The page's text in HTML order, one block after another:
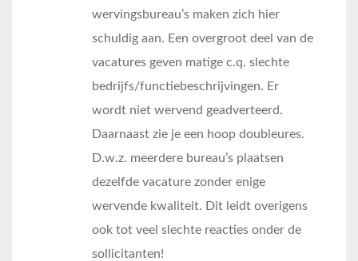
wervingsbureau’s maken zich hier
schuldig aan. Een overgroot deel van de
vacatures geven matige c.q. slechte
bedrijfs/functiebeschrijvingen. Er
wordt niet wervend geadverteerd.
Daarnaast zie je een hoop doubleures.
D.w.z. meerdere bureau’s plaatsen
dezelfde vacature zonder enige
wervende kwaliteit. Dit leidt overigens
ook tot veel slechte reacties onder de
sollicitanten!